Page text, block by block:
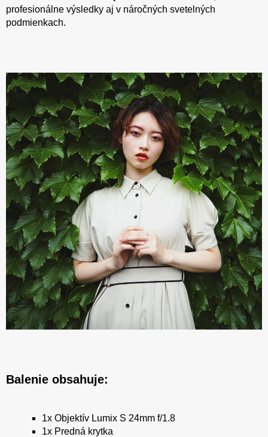
profesionálne výsledky aj v náročných svetelných
podmienkach.
Balenie obsahuje:
1x Objektív Lumix S 24mm f/1.8
1x Predná krytka